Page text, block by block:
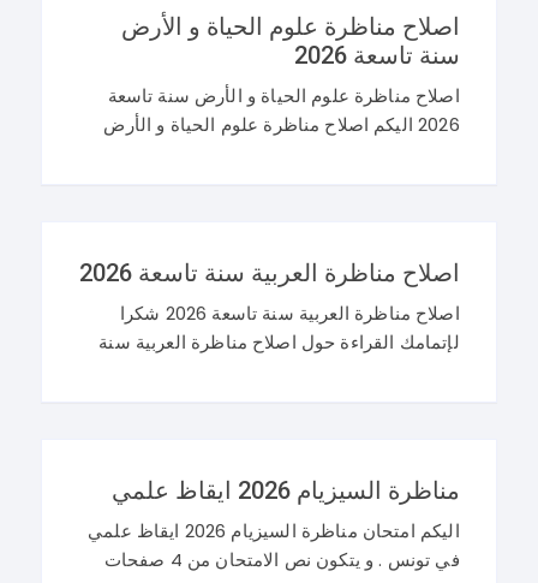
اصلاح مناظرة علوم الحياة و الأرض
سنة تاسعة 2026
اصلاح مناظرة علوم الحياة و الأرض سنة تاسعة
2026 اليكم اصلاح مناظرة علوم الحياة و الأرض
اصلاح مناظرة العربية سنة تاسعة 2026
اصلاح مناظرة العربية سنة تاسعة 2026 شكرا
لإتمامك القراءة حول اصلاح مناظرة العربية سنة
مناظرة السيزيام 2026 ايقاظ علمي
اليكم امتحان مناظرة السيزيام 2026 ايقاظ علمي
في تونس . و يتكون نص الامتحان من 4 صفحات